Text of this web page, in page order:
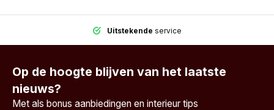
Uitstekende service
Op de hoogte blijven van het laatste
nieuws?
Met als bonus aanbiedingen en interieur tips